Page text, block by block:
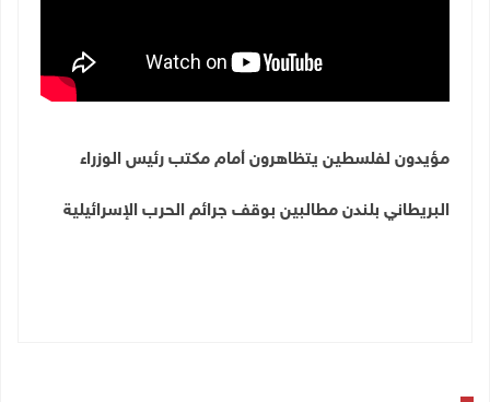
مؤيدون لفلسطين يتظاهرون أمام مكتب رئيس الوزراء
البريطاني بلندن مطالبين بوقف جرائم الحرب الإسرائيلية